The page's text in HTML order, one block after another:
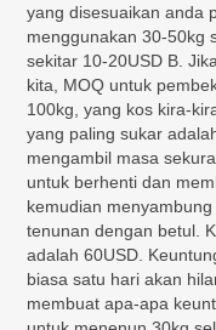
yang disesuaikan anda
menggunakan 30-50kg
sekitar 10-20USD B.
kita, MOQ untuk
100kg, yang kos kira-
yang paling sukar
mengambil masa
untuk berhenti dan
kemudian
tenunan dengan betul.
adalah 60USD.
biasa satu hari akan
membuat apa-apa